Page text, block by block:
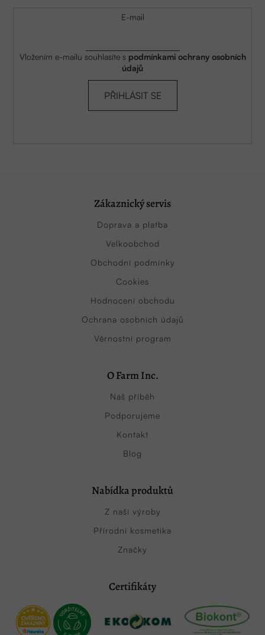
E-mail
Vložením e-mailu souhlasíte s podmínkami ochrany osobních
údajů
PŘIHLÁSIT SE
Zákaznický servis
Doprava a platba
Velkoobchod
Obchodní podmínky
Cookies
Hodnocení obchodu
Ochrana osobních údajů
Věrnostní program
O Farm Inc.
Náš příběh
Podporujeme
Kontakt
Blog
Nabídka produktů
Z naší výroby
Přírodní kosmetika
Značky
Certifikáty